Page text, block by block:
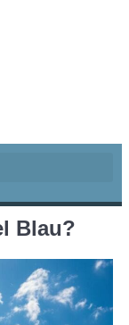
Blau?